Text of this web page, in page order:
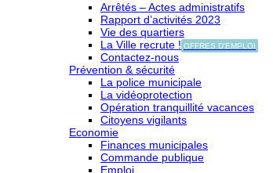
Arrêtés – Actes administratifs
Rapport d’activités 2023
Vie des quartiers
La Ville recrute ! OFFRES D'EMPLOI
Contactez-nous
Prévention & sécurité
La police municipale
La vidéoprotection
Opération tranquillité vacances
Citoyens vigilants
Economie
Finances municipales
Commande publique
Emploi